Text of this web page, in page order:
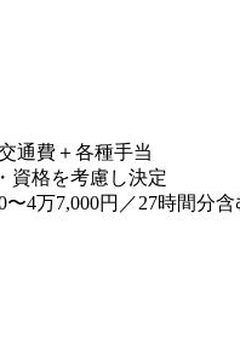
通費＋各種手当
資格を考慮し決定
4万7,000円／27時間分含